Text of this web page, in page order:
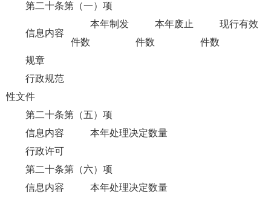
第二十条第（一）项
信息内容
本年制 发
件数
本年废止
件数
现行有效
件数
规章
行政规范
性文件
第二十条第（五）项
信息内容
本年处理决定数量
行政许可
第二十条第（六）项
信息内容
本年处理决定数量